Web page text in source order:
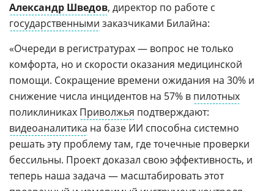
Александр Шведов, директор по работе с
государственными заказчиками Билайна:
«Очереди в регистратурах — вопрос не только
комфорта, но и скорости оказания медицинской
помощи. Сокращение времени ожидания на 30% и
снижение числа инцидентов на 57% в пилотных
поликлиниках Приволжья подтверждают:
видеоаналитика на базе ИИ способна системно
решать эту проблему там, где точечные проверки
бессильны. Проект доказал свою эффективность, и
теперь наша задача — масштабировать этот